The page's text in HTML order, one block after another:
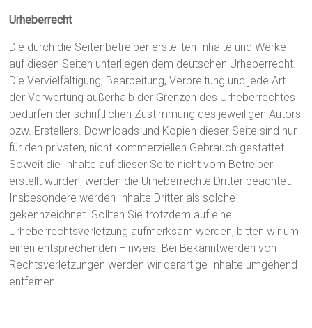
Urheberrecht
Die durch die Seitenbetreiber erstellten Inhalte und Werke
auf diesen Seiten unterliegen dem deutschen Urheberrecht.
Die Vervielfältigung, Bearbeitung, Verbreitung und jede Art
der Verwertung außerhalb der Grenzen des Urheberrechtes
bedürfen der schriftlichen Zustimmung des jeweiligen Autors
bzw. Erstellers. Downloads und Kopien dieser Seite sind nur
für den privaten, nicht kommerziellen Gebrauch gestattet.
Soweit die Inhalte auf dieser Seite nicht vom Betreiber
erstellt wurden, werden die Urheberrechte Dritter beachtet.
Insbesondere werden Inhalte Dritter als solche
gekennzeichnet. Sollten Sie trotzdem auf eine
Urheberrechtsverletzung aufmerksam werden, bitten wir um
einen entsprechenden Hinweis. Bei Bekanntwerden von
Rechtsverletzungen werden wir derartige Inhalte umgehend
entfernen.